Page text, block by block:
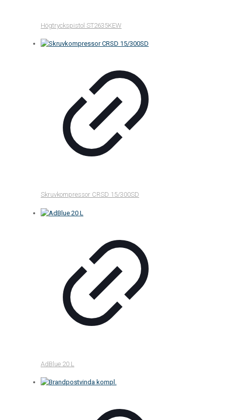
Högtryckspistol ST2635KEW
Skruvkompressor CRSD 15/300SD
AdBlue 20 L